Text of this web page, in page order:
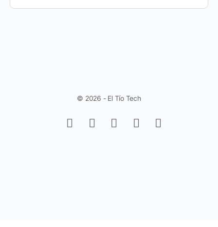
© 2026 - El Tío Tech